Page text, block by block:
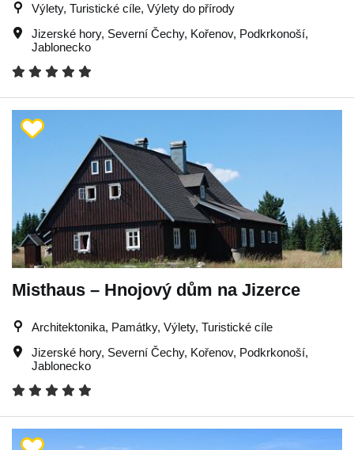
Výlety, Turistické cíle, Výlety do přírody
Jizerské hory, Severní Čechy, Kořenov, Podkrkonoší,
Jablonecko
Misthaus – Hnojový dům na Jizerce
Architektonika, Památky, Výlety, Turistické cíle
Jizerské hory, Severní Čechy, Kořenov, Podkrkonoší,
Jablonecko